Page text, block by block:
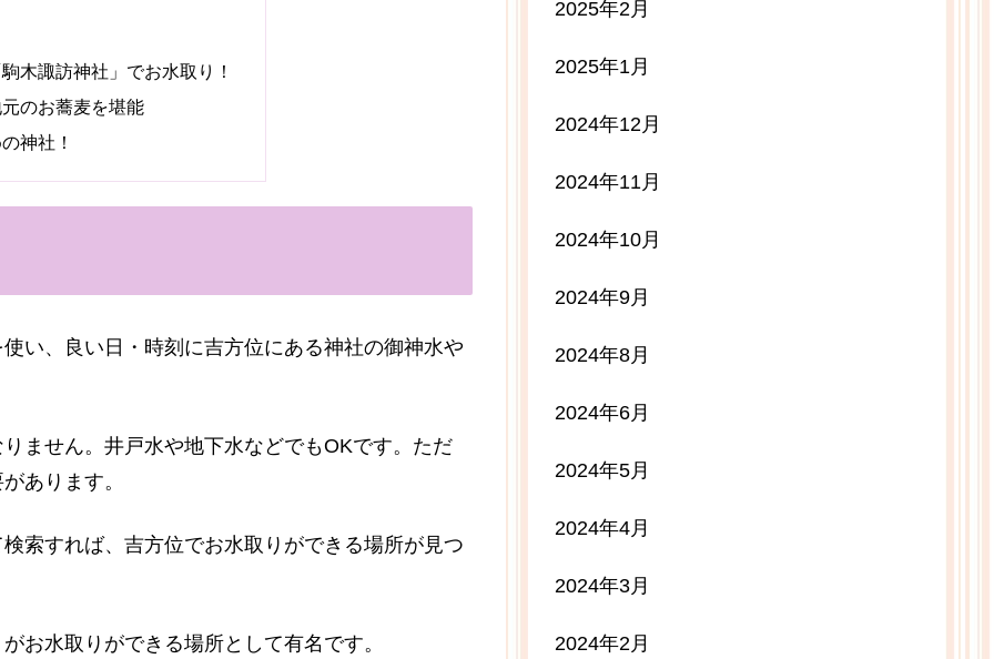
木諏訪神社」でお水取り！
のお蕎麦を堪能
神社！
い、良い日・時刻に吉方位にある神社の御神水や
ません。井戸水や地下水などでもOKです。ただ
あります。
索すれば、吉方位でお水取りができる場所が見つ
お水取りができる場所として有名です。
2025年2月
2025年1月
2024年12月
2024年11月
2024年10月
2024年9月
2024年8月
2024年6月
2024年5月
2024年4月
2024年3月
2024年2月